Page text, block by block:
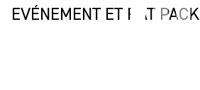
EVÉNEMENT ET RAT PACK